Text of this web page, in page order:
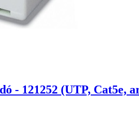
- 121252 (UTP, Cat5e,